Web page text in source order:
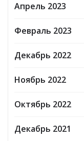
Апрель 2023
Февраль 2023
Декабрь 2022
Ноябрь 2022
Октябрь 2022
Декабрь 2021